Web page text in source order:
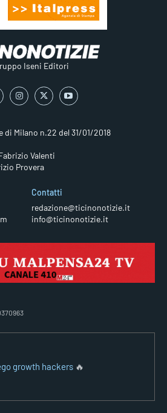
Iseni Editori
di Milano n.22 del 31/01/2018
Valenti
Provera
Contatti
redazione@ticinonotizie.it
info@ticinonotizie.it
growth hackers 🔥